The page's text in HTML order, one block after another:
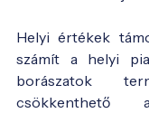
Helyi értékek
számít a helyi
borászatok
csökkenthető